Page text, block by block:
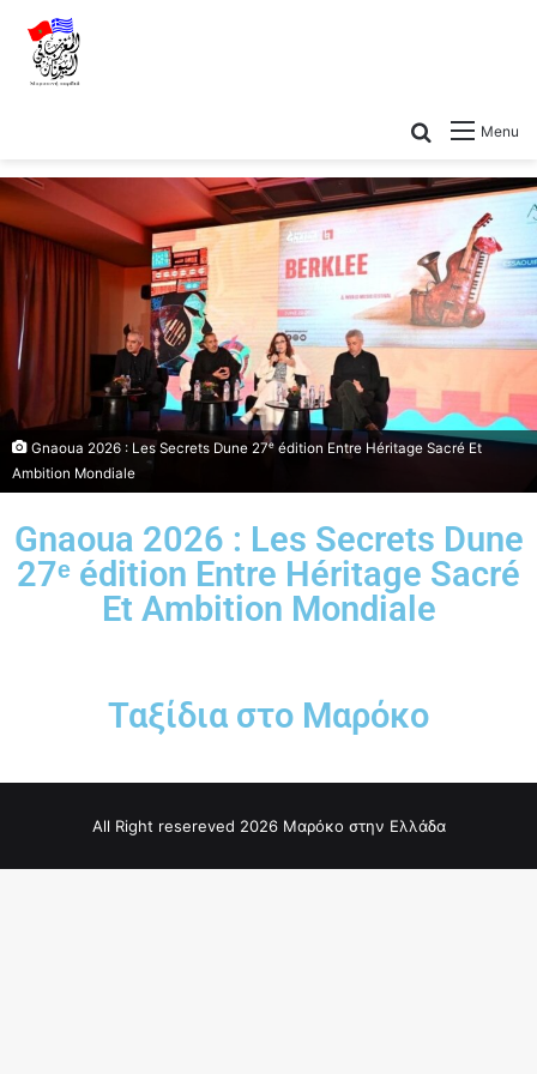
Menu
Gnaoua 2026 : Les Secrets Dune 27ᵉ édition Entre Héritage Sacré Et
Ambition Mondiale
Gnaoua 2026 : Les Secrets Dune
27ᵉ édition Entre Héritage Sacré
Et Ambition Mondiale
Ταξίδια στο Μαρόκο
All Right resereved 2026 Μαρόκο στην Ελλάδα